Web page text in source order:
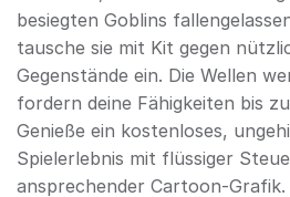
besiegten Goblins
tausche sie mit Kit gegen
Gegenstände ein. Die Wellen
fordern deine Fähigkeiten bis
Genieße ein kostenloses,
Spielerlebnis mit flüssiger
ansprechender Cartoon-Grafik.